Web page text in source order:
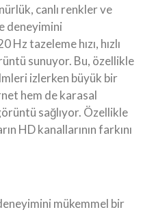
canlı renkler ve
deneyimini
tazeleme hızı, hızlı
sunuyor. Bu, özellikle
izlerken büyük bir
hem de karasal
sağlıyor. Özellikle
HD kanallarının farkını
mükemmel bir